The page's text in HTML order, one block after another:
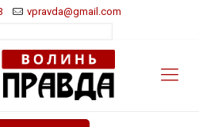
vpravda@gmail.com